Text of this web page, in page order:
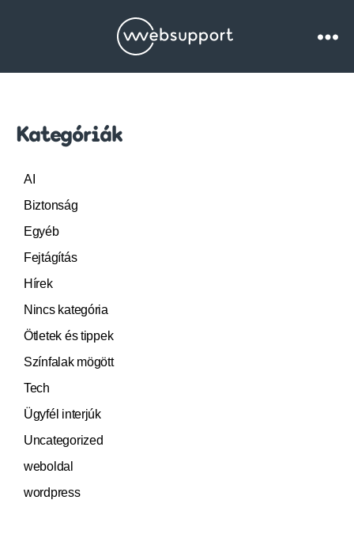
Kategóriák
AI
Biztonság
Egyéb
Fejtágítás
Hírek
Nincs kategória
Ötletek és tippek
Színfalak mögött
Tech
Ügyfél interjúk
Uncategorized
weboldal
wordpress